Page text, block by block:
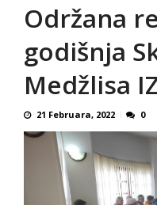
Održana
godišnja
Medžlisa
21 Februara, 2022 0